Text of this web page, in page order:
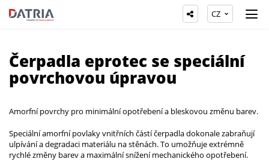
CZ
Čerpadla eprotec se speciální
povrchovou úpravou
Amorfní povrchy pro minimální opotřebení a bleskovou změnu barev.
Speciální amorfní povlaky vnitřních částí čerpadla dokonale zabraňují
ulpívání a degradaci materiálu na stěnách. To umožňuje extrémně
rychlé změny barev a maximální snížení mechanického opotřebení.